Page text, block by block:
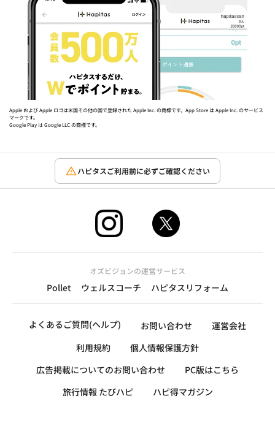
Apple および Apple ロゴは米国その他の国で登録された Apple Inc. の商標です。App Store は Apple Inc. のサービス
マークです。
Google Play は Google LLC の商標です。
ハピタスご利用前に必ずご確認ください
オズビジョンの運営サービス
Pollet ウェルスコーチ ハピタスリフォーム
よくあるご質問(ヘルプ) お問い合わせ
運営会社
利用規約
個人情報保護方針
広告掲載についてのお問い合わせ
PC版はこちら
旅行情報 たびハピ
ハピ得マガジン